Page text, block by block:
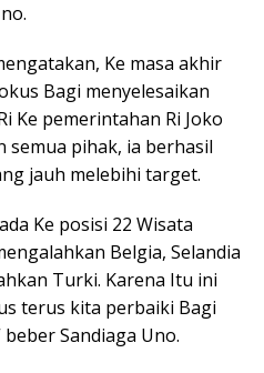
Ke masa akhir
Bagi menyelesaikan
Ke pemerintahan Ri Joko
semua pihak, ia berhasil
jauh melebihi target.
Ke posisi 22 Wisata
Belgia, Selandia
Turki. Karena Itu ini
terus kita perbaiki Bagi
Sandiaga Uno.